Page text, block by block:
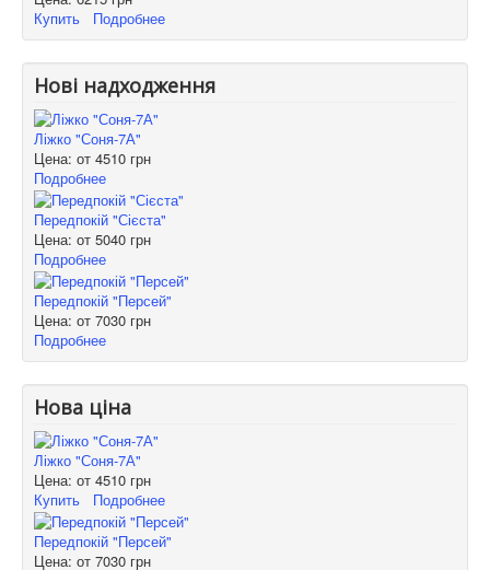
Купить
Подробнее
Нові надходження
Ліжко "Соня-7А"
Цена: от 4510 грн
Подробнее
Передпокій "Сієста"
Цена: от 5040 грн
Подробнее
Передпокій "Персей"
Цена: от 7030 грн
Подробнее
Нова ціна
Ліжко "Соня-7А"
Цена: от 4510 грн
Купить
Подробнее
Передпокій "Персей"
Цена: от 7030 грн